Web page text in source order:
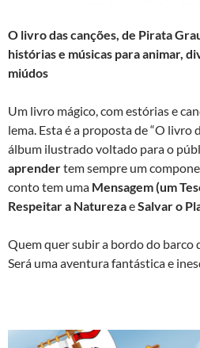
O livro das canções de Pirata
histórias e músicas para animar,
miúdos
Um livro mágico, com estórias e
lema. Esta é a proposta de “O livro
álbum ilustrado voltado para o
aprendertem sempre um
conto tem uma Mensagem(um
Respeitar a NaturezaeSalvar o
Quem quer subir a bordo do barco
Será uma aventura fantástica e